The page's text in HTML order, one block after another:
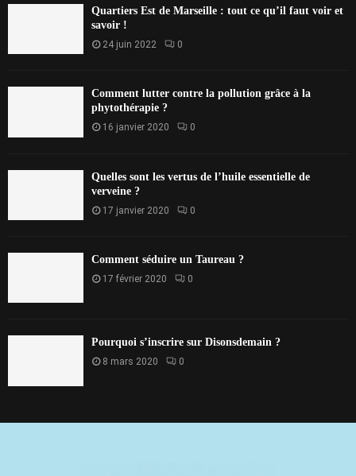
Quartiers Est de Marseille : tout ce qu’il faut voir et
savoir !
24 juin 2022 0
Comment lutter contre la pollution grâce à la
phytothérapie ?
16 janvier 2020 0
Quelles sont les vertus de l’huile essentielle de
verveine ?
17 janvier 2020 0
Comment séduire un Taureau ?
17 février 2020 0
Pourquoi s’inscrire sur Disonsdemain ?
8 mars 2020 0